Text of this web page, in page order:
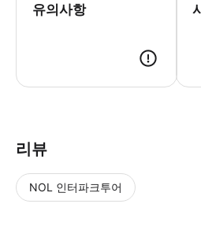
유의사항
리뷰
NOL 인터파크투어